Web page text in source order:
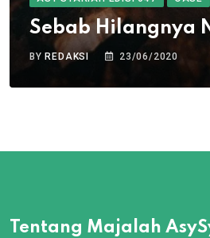
Sebab Hilangnya
BYREDAKSI 23/06/2020
Tentang Majalah